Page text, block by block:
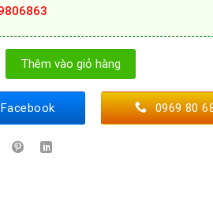
KIR81ADD0 số lượng
Thêm vào giỏ hàng
0969 80